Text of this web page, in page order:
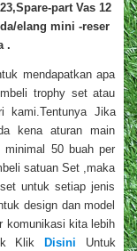
part Vas 12
elang mini -reser
.
mendapatkan apa
trophy set atau
kami.Tentunya Jika
kena aturan main
minimal 50 buah per
satuan Set ,maka
untuk setiap jenis
design dan model
komunikasi kita lebih
Klik
Disini
Untuk